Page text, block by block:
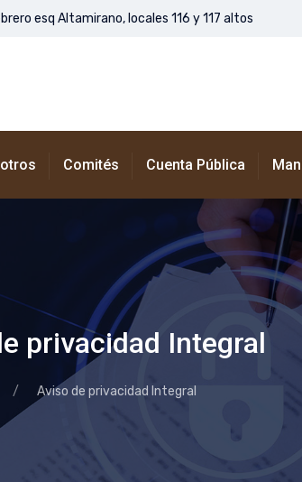
esq Altamirano, locales 116 y 117 altos
Comités Cuenta Pública
privacidad Integral
Aviso de privacidad Integral